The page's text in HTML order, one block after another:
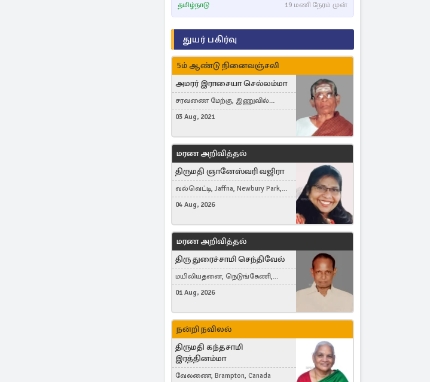
தமிழ்நாடு 19 மணி நேரம் முன்
துயர் பகிர்வு
5ம் ஆண்டு நினைவஞ்சலி
அமரர் இராசையா செல்லம்மா
சரவணை மேற்கு, இணுவில்
கிழக்கு
03 Aug, 2021
மரண அறிவித்தல்
திருமதி ஞானேஸ்வரி வஜிரா
வல்வெட்டி, Jaffna, Newbury Park,
United Kingdom
04 Aug, 2026
மரண அறிவித்தல்
திரு துரைச்சாமி செந்திவேல்
மயிலியதனை, நெடுங்கேணி,
கம்பர்மலை
01 Aug, 2026
நன்றி நவிலல்
திருமதி கந்தசாமி
இரத்தினம்மா
வேலணை, Brampton, Canada